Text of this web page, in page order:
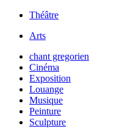
Théâtre
Arts
chant gregorien
Cinéma
Exposition
Louange
Musique
Peinture
Sculpture